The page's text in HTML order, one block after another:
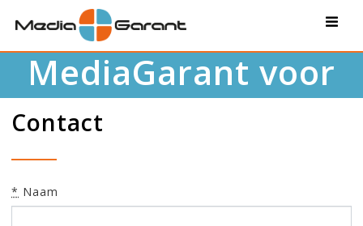
Wat kan
MediaGarant voor
jou betekenen?
Contact
* Naam